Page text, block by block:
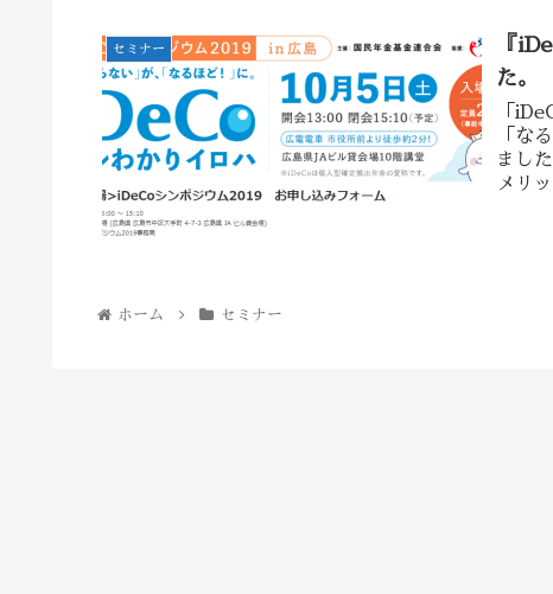
セミナー
『
た。
「
「な
まし
メリ
ホーム セミナー